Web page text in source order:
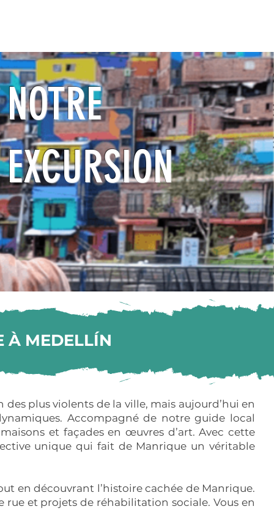
NOTRE
EXCURSION
À MEDELLÍN
plus violents de la ville, mais aujourd’hui en
Accompagné de notre guide local
et façades en œuvres d’art. Avec cette
unique qui fait de Manrique un véritable
en découvrant l’histoire cachée de Manrique.
et projets de réhabilitation sociale. Vous en